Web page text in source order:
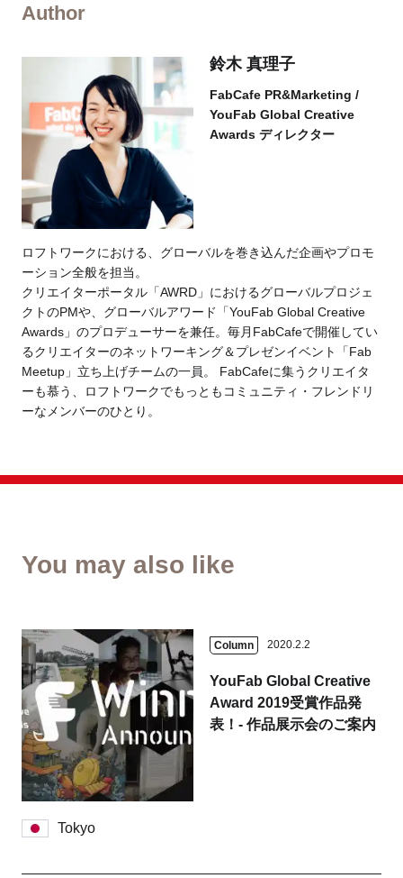
Author
鈴木 真理子
FabCafe PR&Marketing /
YouFab Global Creative
Awards ディレクター
ロフトワークにおける、グローバルを巻き込んだ企画やプロモ
ーション全般を担当。
クリエイターポータル「AWRD」におけるグローバルプロジェ
クトのPMや、グローバルアワード「YouFab Global Creative
Awards」のプロデューサーを兼任。毎月FabCafeで開催してい
るクリエイターのネットワーキング＆プレゼンイベント「Fab
Meetup」立ち上げチームの一員。 FabCafeに集うクリエイタ
ーも慕う、ロフトワークでもっともコミュニティ・フレンドリ
ーなメンバーのひとり。
You may also like
Column 2020.2.2
YouFab Global Creative
Award 2019受賞作品発
表！- 作品展示会のご案内
Tokyo